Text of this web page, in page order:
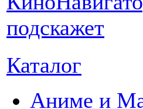
Каталог
Аниме и